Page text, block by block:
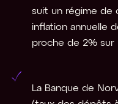
suit un régime de
inflation annuelle
proche de 2% sur
La Banque de